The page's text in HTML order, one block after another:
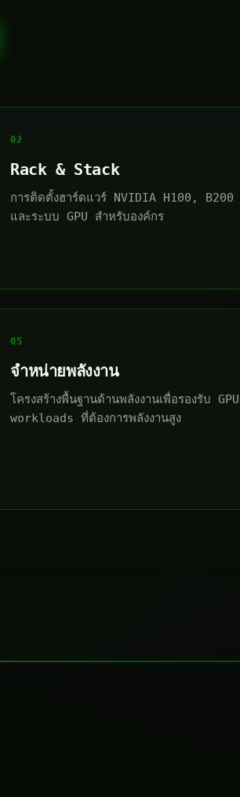
02
Rack & Stack
การติดตั้งฮาร์ดแวร์ NVIDIA H100, B200
และระบบ GPU สำหรับองค์กร
05
จำหน่ายพลังงาน
โครงสร้างพื้นฐานด้านพลังงานเพื่อรองรับ GPU
workloads ที่ต้องการพลังงานสูง